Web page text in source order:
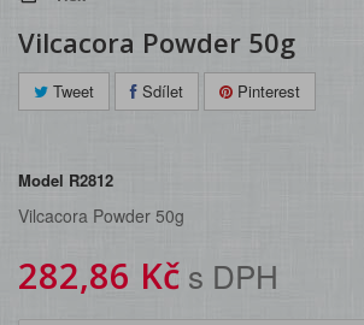
Vilcacora Powder 50g
Tweet Sdílet Pinterest
Model R2812
Vilcacora Powder 50g
282,86 Kč s DPH